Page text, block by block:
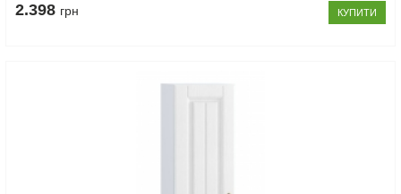
2.398 грн КУПИТИ